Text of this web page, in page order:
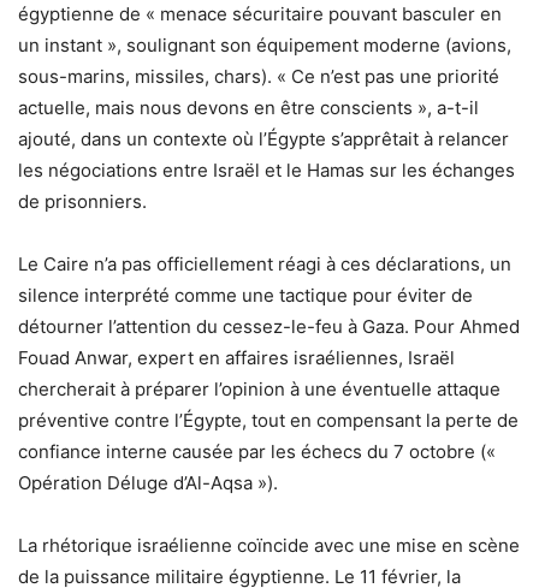
égyptienne de « menace sécuritaire pouvant basculer en
un instant », soulignant son équipement moderne (avions,
sous-marins, missiles, chars). « Ce n’est pas une priorité
actuelle, mais nous devons en être conscients », a-t-il
ajouté, dans un contexte où l’Égypte s’apprêtait à relancer
les négociations entre Israël et le Hamas sur les échanges
de prisonniers.
Le Caire n’a pas officiellement réagi à ces déclarations, un
silence interprété comme une tactique pour éviter de
détourner l’attention du cessez-le-feu à Gaza. Pour Ahmed
Fouad Anwar, expert en affaires israéliennes, Israël
chercherait à préparer l’opinion à une éventuelle attaque
préventive contre l’Égypte, tout en compensant la perte de
confiance interne causée par les échecs du 7 octobre («
Opération Déluge d’Al-Aqsa »).
La rhétorique israélienne coïncide avec une mise en scène
de la puissance militaire égyptienne. Le 11 février, la